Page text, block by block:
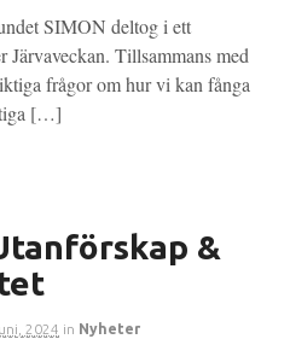
SIMON deltog i ett
Järvaveckan. Tillsammans med
frågor om hur vi kan fånga
[…]
&
2024 in Nyheter